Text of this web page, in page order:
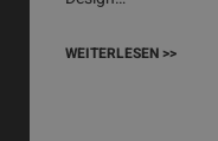
WEITERLESEN >>